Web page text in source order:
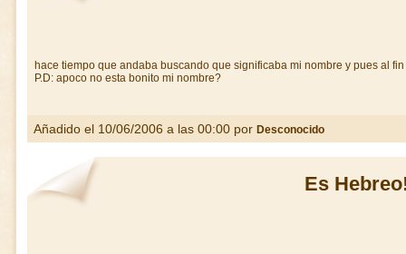
hace tiempo que andaba buscando que significaba mi nombre y pues al
P.D: apoco no esta bonito mi nombre?
Añadido el 10/06/2006 a las 00:00 por Desconocido
Es